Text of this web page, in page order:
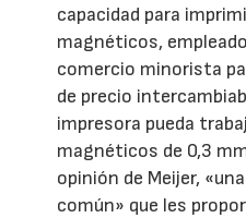
capacidad para
magnéticos,
comercio minorista
de precio
impresora pueda
magnéticos de 0,3
opinión de Meijer,
común» que les